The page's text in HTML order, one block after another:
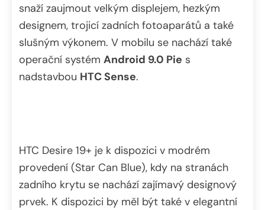
snaží zaujmout velkým displejem, hezkým
designem, trojicí zadních fotoaparátů a také
slušným výkonem. V mobilu se nachází také
operační systém Android 9.0 Pie s
nadstavbou HTC Sense.
HTC Desire 19+ je k dispozici v modrém
provedení (Star Can Blue), kdy na stranách
zadního krytu se nachází zajímavý designový
prvek. K dispozici by měl být také v elegantní